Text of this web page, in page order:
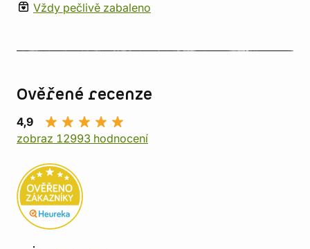
Vždy pečlivě zabaleno
Ověřené recenze
4,9
zobraz 12993 hodnocení